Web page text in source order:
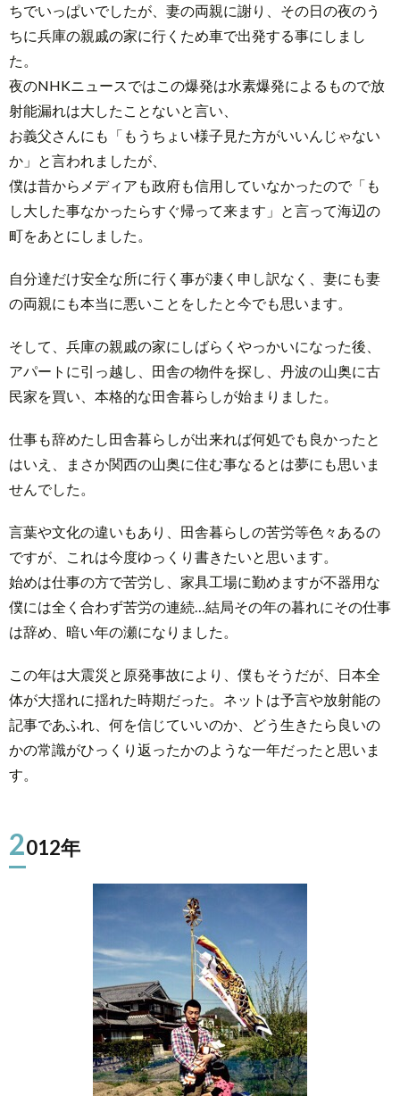
ちでいっぱいでしたが、妻の両親に謝り、その日の夜のう
ちに兵庫の親戚の家に行くため車で出発する事にしまし
た。
夜のNHKニュースではこの爆発は水素爆発によるもので放
射能漏れは大したことないと言い、
お義父さんにも「もうちょい様子見た方がいいんじゃない
か」と言われましたが、
僕は昔からメディアも政府も信用していなかったので「も
し大した事なかったらすぐ帰って来ます」と言って海辺の
町をあとにしました。
自分達だけ安全な所に行く事が凄く申し訳なく、妻にも妻
の両親にも本当に悪いことをしたと今でも思います。
そして、兵庫の親戚の家にしばらくやっかいになった後、
アパートに引っ越し、田舎の物件を探し、丹波の山奥に古
民家を買い、本格的な田舎暮らしが始まりました。
仕事も辞めたし田舎暮らしが出来れば何処でも良かったと
はいえ、まさか関西の山奥に住む事なるとは夢にも思いま
せんでした。
言葉や文化の違いもあり、田舎暮らしの苦労等色々あるの
ですが、これは今度ゆっくり書きたいと思います。
始めは仕事の方で苦労し、家具工場に勤めますが不器用な
僕には全く合わず苦労の連続…結局その年の暮れにその仕事
は辞め、暗い年の瀬になりました。
この年は大震災と原発事故により、僕もそうだが、日本全
体が大揺れに揺れた時期だった。ネットは予言や放射能の
記事であふれ、何を信じていいのか、どう生きたら良いの
かの常識がひっくり返ったかのような一年だったと思いま
す。
2012年